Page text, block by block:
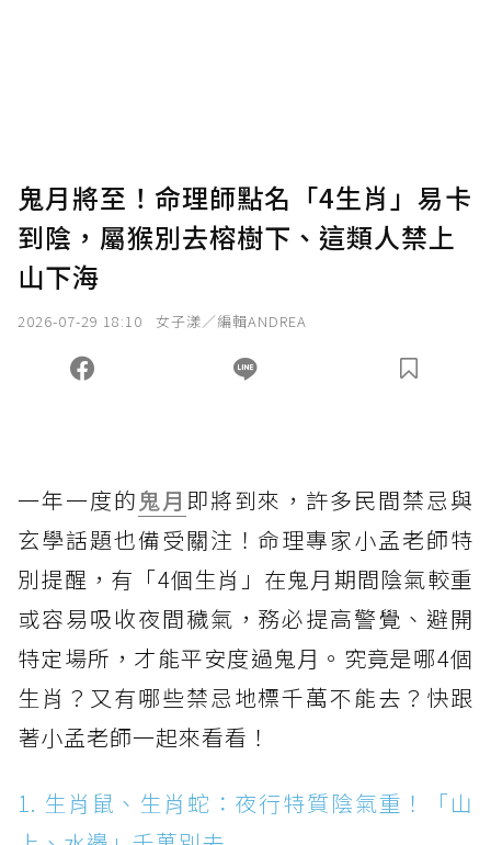
確認送出
您當前剩餘 U 利點數：0點；前往 購買點數
鬼月將至！命理師點名「4生肖」易卡
到陰，屬猴別去榕樹下、這類人禁上
山下海
2026-07-29 18:10 女子漾／編輯ANDREA
一年一度的鬼月 即將到來，許多民間禁忌與
玄學話題也備受關注！命理專家小孟老師特
別提醒，有「4個生肖」在鬼月期間陰氣較重
或容易吸收夜間穢氣，務必提高警覺、避開
特定場所，才能平安度過鬼月。究竟是哪4個
生肖？又有哪些禁忌地標千萬不能去？快跟
著小孟老師一起來看看！
1. 生肖鼠、生肖蛇：夜行特質陰氣重！「山